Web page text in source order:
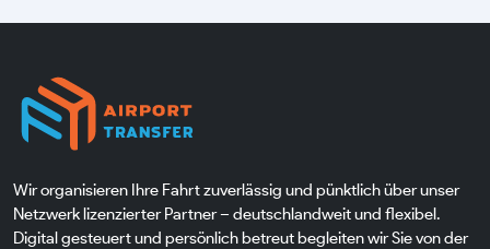
Wir organisieren Ihre Fahrt zuverlässig und pünktlich über unser
Netzwerk lizenzierter Partner – deutschlandweit und flexibel.
Digital gesteuert und persönlich betreut begleiten wir Sie von der